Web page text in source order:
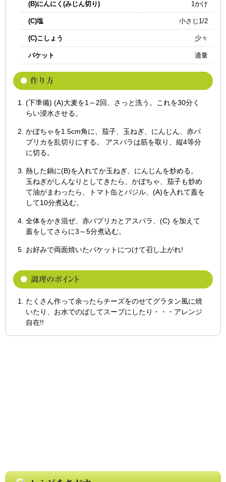
(B)にんにく(みじん切り) 1かけ
(C)塩 小さじ1/2
(C)こしょう 少々
バケット 適量
(下準備) (A)大麦を1～2回、さっと洗う。これを30分く
らい浸水させる。
かぼちゃを1.5cm角に、茄子、玉ねぎ、にんじん、赤パ
プリカを乱切りにする。 アスパラは筋を取り、縦4等分
に切る。
熱した鍋に(B)を入れてか玉ねぎ、にんじんを炒める。
玉ねぎがしんなりとしてきたら、かぼちゃ、茄子も炒め
て油がまわったら、トマト缶とバジル、(A)を入れて蓋を
して10分煮込む。
全体をかき混ぜ、赤パプリカとアスパラ、(C) を加えて
蓋をしてさらに3～5分煮込む。
お好みで両面焼いたバケットにつけて召し上がれ!
たくさん作って余ったらチーズをのせてグラタン風に焼
いたり、お水でのばしてスープにしたり・・・アレンジ
自在!!